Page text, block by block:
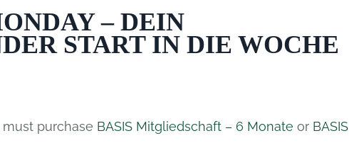
– DEIN
START IN DIE WOCHE
purchase BASIS Mitgliedschaft – 6 Monate or BASIS